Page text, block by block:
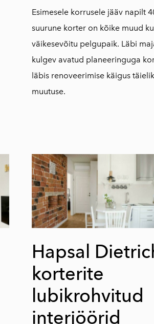
Esimesele korrusele jääv napilt
suurune korter on kõike muud
väikesevõitu pelgupaik. Läbi
kulgev avatud planeeringuga
läbis renoveerimise käigus
muutuse.
Hapsal
korterite
lubikrohvitud
interjöörid